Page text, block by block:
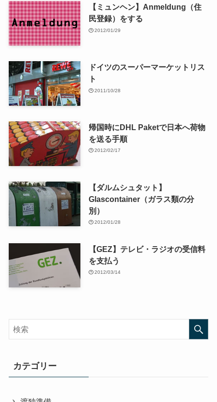
【ミュンヘン】Anmeldung（住
民登録）をする
2012/01/29
ドイツのスーパーマーケットリス
ト
2011/10/28
帰国時にDHL Paketで日本へ荷物
を送る手順
2012/02/17
【ダルムシュタット】
Glascontainer（ガラス類の分
別）
2012/01/28
【GEZ】テレビ・ラジオの受信料
を支払う
2012/03/14
カテゴリー